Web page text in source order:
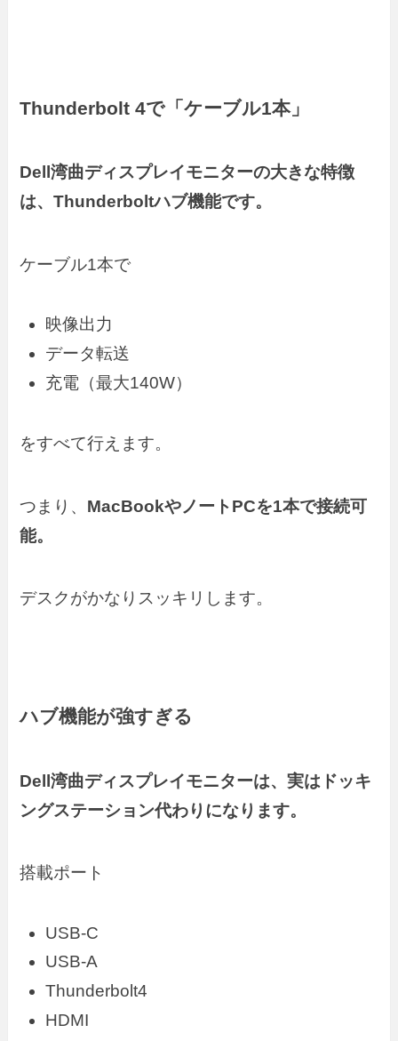
Thunderbolt 4で「ケーブル1本」
Dell湾曲ディスプレイモニターの大きな特徴
は、Thunderboltハブ機能です。
ケーブル1本で
映像出力
データ転送
充電（最大140W）
をすべて行えます。
つまり、 MacBookやノートPCを1本で接続可
能。
デスクがかなりスッキリします。
ハブ機能が強すぎる
Dell湾曲ディスプレイモニターは、実はドッキ
ングステーション代わりになります。
搭載ポート
USB-C
USB-A
Thunderbolt4
HDMI